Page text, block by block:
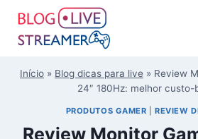
Início » Blog dicas para live » Review
24″ 180Hz: melhor custo-
PRODUTOS GAMER |REVIEW
Review Monitor